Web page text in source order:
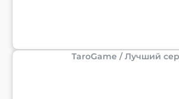
TaroGame / Лучший